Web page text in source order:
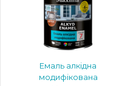
Емаль алкідна
модифікована